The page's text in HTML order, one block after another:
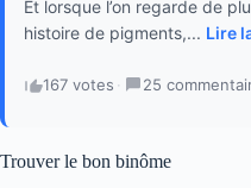
Et lorsque l’on regarde de
histoire de pigments,... Lire
167 votes · 25
Trouver le bon binôme